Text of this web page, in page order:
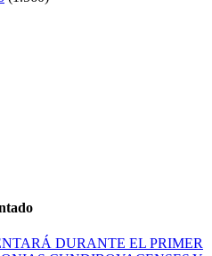
DURANTE EL PRIMER